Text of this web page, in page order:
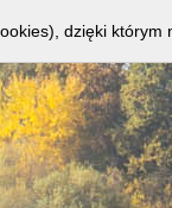
dzięki którym